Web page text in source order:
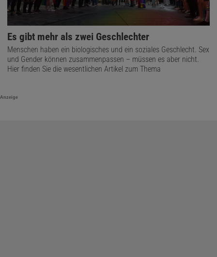
Es gibt mehr als zwei Geschlechter
Menschen haben ein biologisches und ein soziales Geschlecht. Sex
und Gender können zusammenpassen – müssen es aber nicht.
Hier finden Sie die wesentlichen Artikel zum Thema
Anzeige